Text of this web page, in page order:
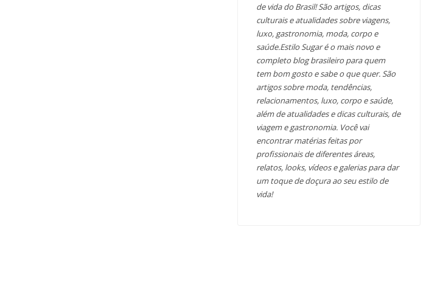
de vida do Brasil! São artigos, dicas
culturais e atualidades sobre viagens,
luxo, gastronomia, moda, corpo e
saúde.Estilo Sugar é o mais novo e
completo blog brasileiro para quem
tem bom gosto e sabe o que quer. São
artigos sobre moda, tendências,
relacionamentos, luxo, corpo e saúde,
além de atualidades e dicas culturais, de
viagem e gastronomia. Você vai
encontrar matérias feitas por
profissionais de diferentes áreas,
relatos, looks, vídeos e galerias para dar
um toque de doçura ao seu estilo de
vida!